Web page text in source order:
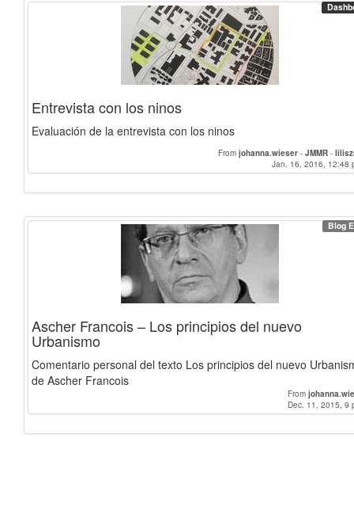
Entrevista con los ninos
Evaluación de la entrevista con los ninos
From johanna.wieser - JMMR -
Jan. 16, 2016, 12:48
Blog
Ascher Francois – Los principios del nuevo
Urbanismo
Comentario personal del texto Los principios del nuevo
de Ascher Francois
From
Dec. 11, 2015, 9